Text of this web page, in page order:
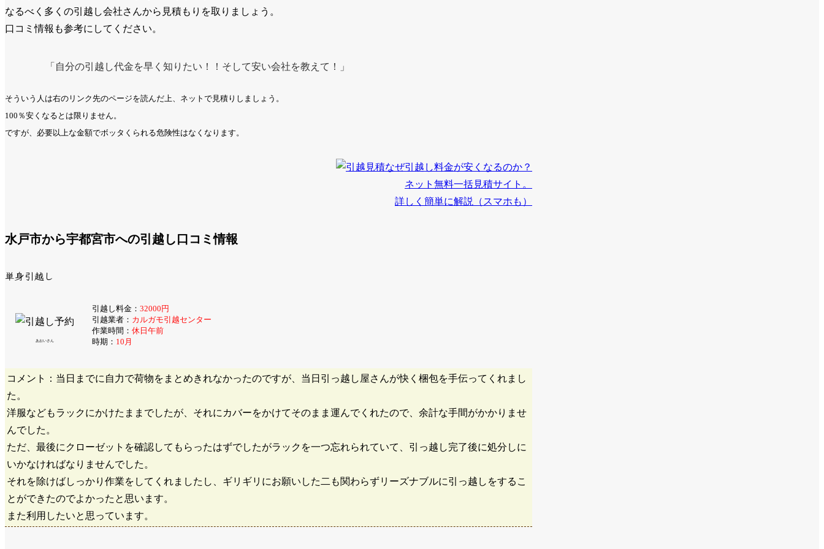
なるべく多くの引越し会社さんから見積もりを取りましょう。
口コミ情報も参考にしてください。
「自分の引越し代金を早く知りたい！！そして安い会社を教えて！」
そういう人は右のリンク先のページを読んだ上、ネットで見積りしましょう。
100％安くなるとは限りません。
ですが、必要以上な金額でボッタくられる危険性はなくなります。
なぜ引越し料金が安くなるのか？
ネット無料一括見積サイト。
詳しく簡単に解説（スマホも）
水戸市から宇都宮市への引越し口コミ情報
単身引越し
あおいさん
引越し料金： 32000円
引越業者： カルガモ引越センター
作業時間： 休日午前
時期： 10月
コメント：当日までに自力で荷物をまとめきれなかったのですが、当日引っ越し屋さんが快く梱包を手伝ってくれまし
た。
洋服などもラックにかけたままでしたが、それにカバーをかけてそのまま運んでくれたので、余計な手間がかかりませ
んでした。
ただ、最後にクローゼットを確認してもらったはずでしたがラックを一つ忘れられていて、引っ越し完了後に処分しに
いかなければなりませんでした。
それを除けばしっかり作業をしてくれましたし、ギリギリにお願いした二も関わらずリーズナブルに引っ越しをするこ
とができたのでよかったと思います。
また利用したいと思っています。